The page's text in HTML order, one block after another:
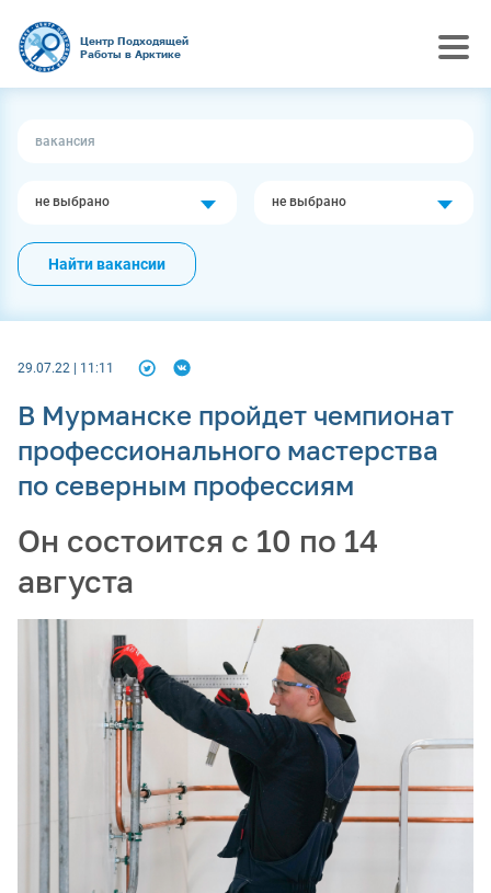
Центр Подходящей
Работы в Арктике
не выбрано не выбрано
Найти вакансии
29.07.22 | 11:11
В Мурманске пройдет чемпионат
профессионального мастерства
по северным профессиям
Он состоится с 10 по 14
августа